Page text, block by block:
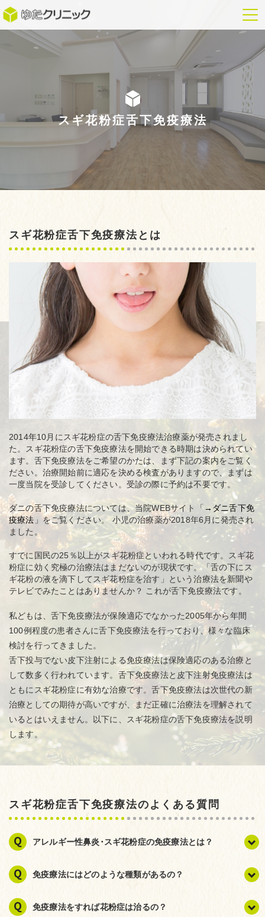
スギ花粉症舌下免疫療法
スギ花粉症舌下免疫療法とは
2014年10月にスギ花粉症の舌下免疫療法治療薬が発売されまし
た。スギ花粉症の舌下免疫療法を開始できる時期は決められてい
ます。舌下免疫療法をご希望のかたは、まず下記の案内をご覧く
ださい。治療開始前に適応を決める検査がありますので、まずは
一度当院を受診してください。受診の際に予約は不要です。
ダニの舌下免疫療法については、当院WEBサイト「→ダニ舌下免
疫療法 」をご覧ください。 小児の治療薬が2018年6月に発売され
ました。
すでに国民の25％以上がスギ花粉症といわれる時代です。スギ花
粉症に効く究極の治療法はまだないのが現状です。「舌の下にス
ギ花粉の液を滴下してスギ花粉症を治す」という治療法を新聞や
テレビでみたことはありませんか？ これが舌下免疫療法です。
私どもは、舌下免疫療法が保険適応でなかった2005年から年間
100例程度の患者さんに舌下免疫療法を行っており、様々な臨床
検討を行ってきました。
舌下投与でない皮下注射による免疫療法は保険適応のある治療と
して数多く行われています。舌下免疫療法と皮下注射免疫療法は
ともにスギ花粉症に有効な治療です。舌下免疫療法は次世代の新
治療としての期待が高いですが、まだ正確に治療法を理解されて
いるとはいえません。以下に、スギ花粉症の舌下免疫療法を説明
します。
スギ花粉症舌下免疫療法のよくある質問
アレルギー性鼻炎･スギ花粉症の免疫療法とは？
免疫療法にはどのような種類があるの？
免疫療法をすれば花粉症は治るの？